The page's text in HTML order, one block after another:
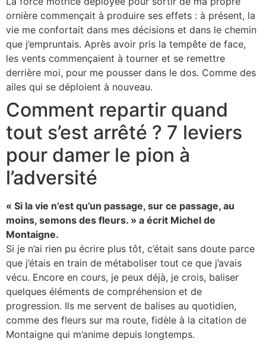
ornière commençait à produire ses effets : à présent, la
vie me confortait dans mes décisions et dans le chemin
que j’empruntais. Après avoir pris la tempête de face,
les vents commençaient à tourner et se remettre
derrière moi, pour me pousser dans le dos. Comme des
ailes qui se déploient à nouveau.
Comment repartir quand
tout s’est arrêté ? 7 leviers
pour damer le pion à
l’adversité
« Si la vie n’est qu’un passage, sur ce passage, au
moins, semons des fleurs. » a écrit Michel de
Montaigne.
Si je n’ai rien pu écrire plus tôt, c’était sans doute parce
que j’étais en train de métaboliser tout ce que j’avais
vécu. Encore en cours, je peux déjà, je crois, baliser
quelques éléments de compréhension et de
progression. Ils me servent de balises au quotidien,
comme des fleurs sur ma route, fidèle à la citation de
Montaigne qui m’anime depuis longtemps.